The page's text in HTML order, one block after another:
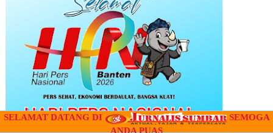
SELAMAT DATANG DI
SEMOGA
ANDA PUAS